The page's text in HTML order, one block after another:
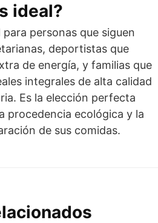
ideal?
personas que siguen
deportistas que
de energía, y familias que
integrales de alta calidad
Es la elección perfecta
procedencia ecológica y la
de sus comidas.